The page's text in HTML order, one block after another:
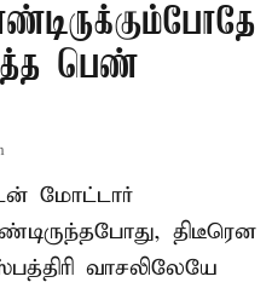
பெண்
மோட்டார்
திடீரென
வாசலிலேயே